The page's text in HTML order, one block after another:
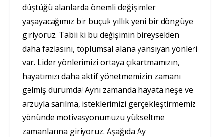
düştüğü alanlarda önemli değişimler
yaşayacağımız bir buçuk yıllık yeni bir döngüye
giriyoruz. Tabii ki bu değişimin bireyselden
daha fazlasını, toplumsal alana yansıyan yönleri
var. Lider yönlerimizi ortaya çıkartmamızın,
hayatımızı daha aktif yönetmemizin zamanı
gelmiş durumda! Aynı zamanda hayata neşe ve
arzuyla sarılma, isteklerimizi gerçekleştirmemiz
yönünde motivasyonumuzu yükseltme
zamanlarına giriyoruz. Aşağıda Ay